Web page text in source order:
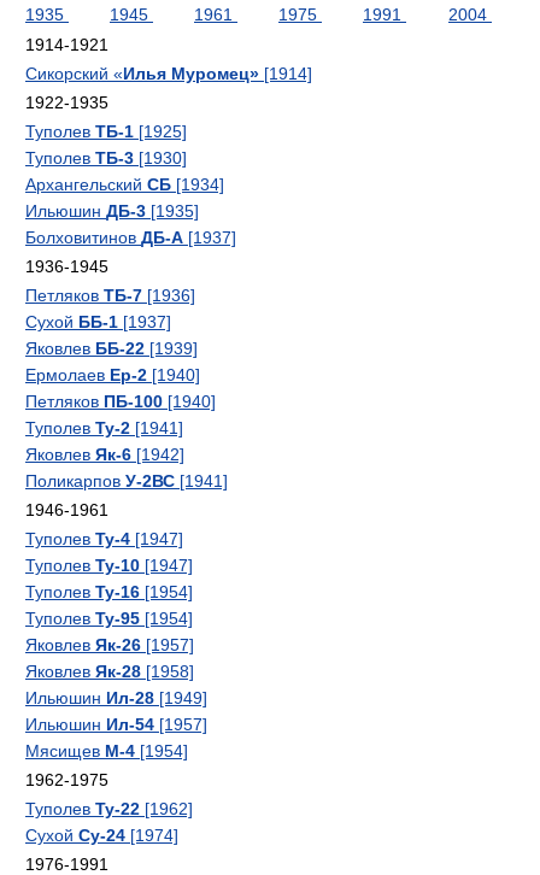
1935
1945
1961
1975
1991
2004
1914-1921
Сикорский «Илья Муромец» [1914]
1922-1935
Туполев ТБ-1 [1925]
Туполев ТБ-3 [1930]
Архангельский СБ [1934]
Ильюшин ДБ-3 [1935]
Болховитинов ДБ-А [1937]
1936-1945
Петляков ТБ-7 [1936]
Сухой ББ-1 [1937]
Яковлев ББ-22 [1939]
Ермолаев Ер-2 [1940]
Петляков ПБ-100 [1940]
Туполев Ту-2 [1941]
Яковлев Як-6 [1942]
Поликарпов У-2ВС [1941]
1946-1961
Туполев Ту-4 [1947]
Туполев Ту-10 [1947]
Туполев Ту-16 [1954]
Туполев Ту-95 [1954]
Яковлев Як-26 [1957]
Яковлев Як-28 [1958]
Ильюшин Ил-28 [1949]
Ильюшин Ил-54 [1957]
Мясищев М-4 [1954]
1962-1975
Туполев Ту-22 [1962]
Сухой Су-24 [1974]
1976-1991